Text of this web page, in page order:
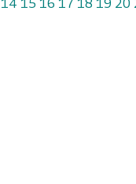
14 15 16 17 18 19 20